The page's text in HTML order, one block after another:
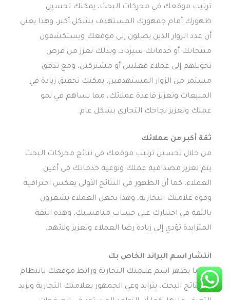
ترتيب موقعك في محركات البحث، يمكنك تحسين
ظهورك أمام جمهورك المستهدف بشكل أكبر، وهذا يعني
أن عدد الزوار الذين يصلون إلى موقعك ويستكشفون
منتجاتك أو خدماتك سيزداد، وبذلك تعزز من فرص
تحويلهم إلى عملاء فعليين أو مشتركين، ومع تدفق
مستمر من الزوار المستهدفين، يمكنك تحقيق زيادة في
المبيعات وتعزيز قاعدة عملائك، مما يساهم في نمو
عملك وتعزيز نجاحك التجاري بشكل عام.
ثقة أكبر من عملائك
من خلال تحسين ترتيب موقعك في نتائج محركات البحث
يتم تعزيز مصداقية عملك ونوعية خدماتك في أعين
العملاء، كما أن الظهور في النتائج الأولى يعكس احترافية
وقوة علامتك التجارية، وهذا يجعل العملاء يشعرون
بالثقة في اختيارك على حساب منافسيك، وهذه الثقة
المتزايدة تؤدي إلى زيادة رضا العملاء وتعزيز ولائهم.
انتشار اسم البراند الخاص بك
عندما يظهر اسم علامتك التجارية ورابط موقعك بانتظام
في نتائج البحث، يتزايد وعي الجمهور بعلامتك التجارية ويزيد